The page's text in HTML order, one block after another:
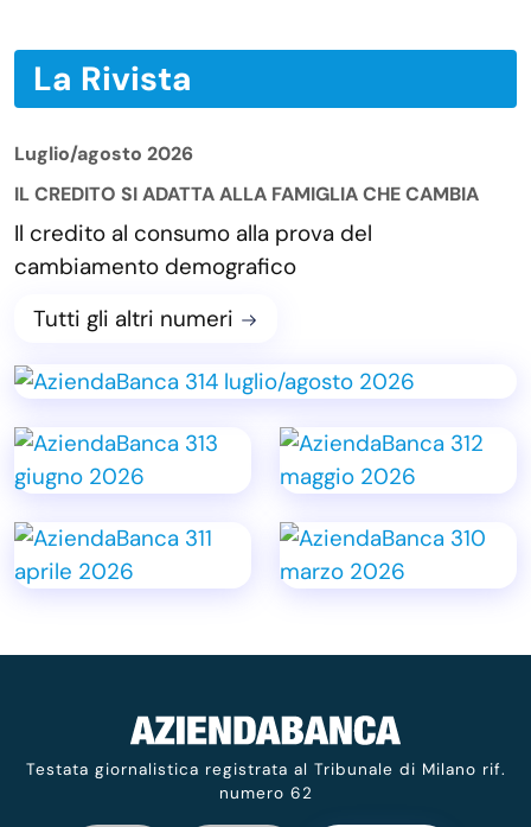
La Rivista
Luglio/agosto 2026
IL CREDITO SI ADATTA ALLA FAMIGLIA CHE CAMBIA
Il credito al consumo alla prova del
cambiamento demografico
Tutti gli altri numeri
Testata giornalistica registrata al Tribunale di Milano rif.
numero 62